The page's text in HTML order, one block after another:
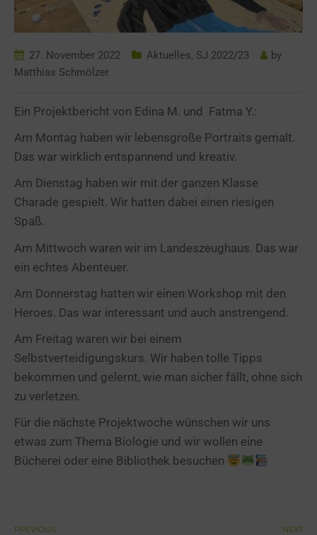
27. November 2022 Aktuelles, SJ 2022/23
by
Matthias Schmölzer
Ein Projektbericht von Edina M. und Fatma Y.:
Am Montag haben wir lebensgroße Portraits gemalt.
Das war wirklich entspannend und kreativ.
Am Dienstag haben wir mit der ganzen Klasse
Charade gespielt. Wir hatten dabei einen riesigen
Spaß.
Am Mittwoch waren wir im Landeszeughaus. Das war
ein echtes Abenteuer.
Am Donnerstag hatten wir einen Workshop mit den
Heroes. Das war interessant und auch anstrengend.
Am Freitag waren wir bei einem
Selbstverteidigungskurs. Wir haben tolle Tipps
bekommen und gelernt, wie man sicher fällt, ohne sich
zu verletzen.
Für die nächste Projektwoche wünschen wir uns
etwas zum Thema Biologie und wir wollen eine
Bücherei oder eine Bibliothek besuchen
PREVIOUS NEXT